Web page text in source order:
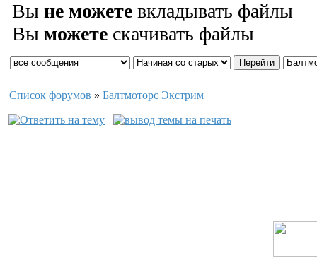
Вы не можете вкладывать файлы
Вы можете скачивать файлы
Список форумов » Балтмоторс Экстрим